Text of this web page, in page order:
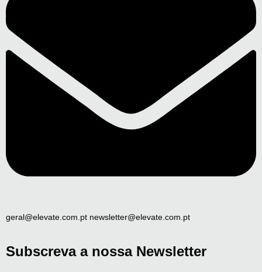
geral@elevate.com.pt newsletter@elevate.com.pt
Subscreva a nossa Newsletter